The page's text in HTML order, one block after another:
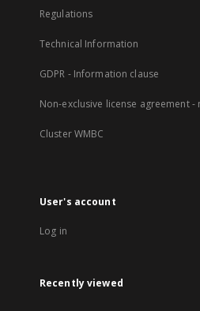
Regulations
Technical Information
GDPR - Information clause
Non-exclusive license agreement
Cluster WMBC
User's account
Log in
Recently viewed